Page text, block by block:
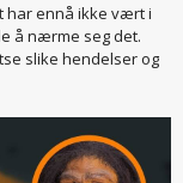
har ennå ikke vært i
å nærme seg det.
slike hendelser og